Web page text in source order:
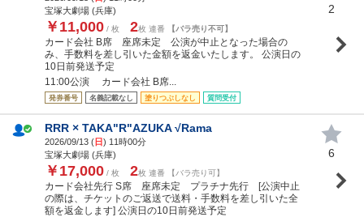
宝塚大劇場 (兵庫)
￥11,000 / 枚 2枚 連番 【バラ売り不可】
カード会社 B席 座席未定 公演が中止となった場合の
み、手数料を差し引いた金額を返金いたします。 公演日の
10日前発送予定
11:00公演 カード会社 B席...
発券番号 名義記載なし 塗りつぶしなし 質問受付
2
RRR × TAKA"R"AZUKA √Rama
2026/09/13 (日) 11時00分
宝塚大劇場 (兵庫)
￥17,000 / 枚 2枚 連番 【バラ売り可】
カード会社先行 S席 座席未定 プラチナ先行 [公演中止
の際は、チケットのご返送で送料・手数料を差し引いた全
額を返金します] 公演日の10日前発送予定
6